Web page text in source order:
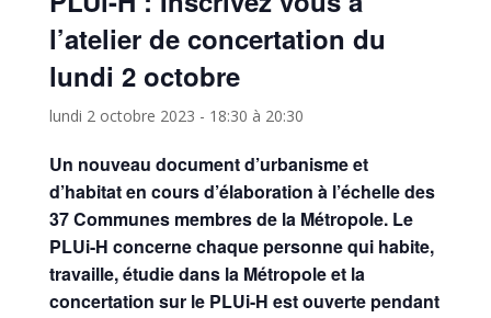
l’atelier de concertation du
lundi 2 octobre
lundi 2 octobre 2023 - 18:30 à 20:30
Un nouveau document d’urbanisme et
d’habitat en cours d’élaboration à l’échelle des
37 Communes membres de la Métropole. Le
PLUi-H concerne chaque personne qui habite,
travaille, étudie dans la Métropole et la
concertation sur le PLUi-H est ouverte pendant